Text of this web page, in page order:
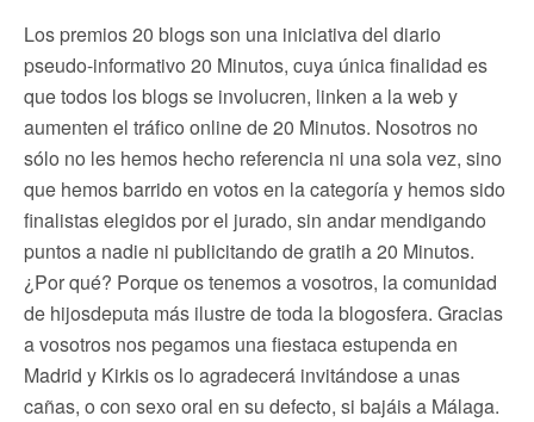
Los premios 20 blogs son una iniciativa del diario
pseudo-informativo 20 Minutos, cuya única finalidad es
que todos los blogs se involucren, linken a la web y
aumenten el tráfico online de 20 Minutos. Nosotros no
sólo no les hemos hecho referencia ni una sola vez, sino
que hemos barrido en votos en la categoría y hemos sido
finalistas elegidos por el jurado, sin andar mendigando
puntos a nadie ni publicitando de gratih a 20 Minutos.
¿Por qué? Porque os tenemos a vosotros, la comunidad
de hijosdeputa más ilustre de toda la blogosfera. Gracias
a vosotros nos pegamos una fiestaca estupenda en
Madrid y Kirkis os lo agradecerá invitándose a unas
cañas, o con sexo oral en su defecto, si bajáis a Málaga.